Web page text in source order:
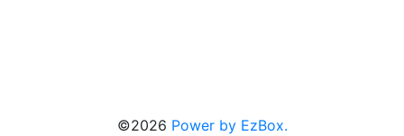
©2026 Power by EzBox.